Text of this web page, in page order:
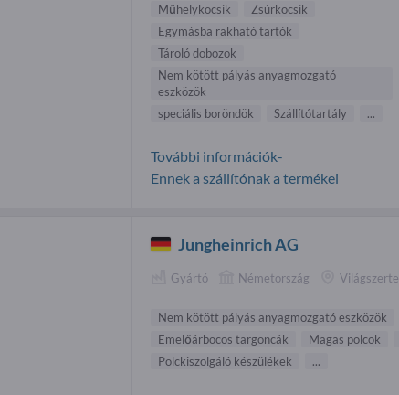
Műhelykocsik
Zsúrkocsik
Egymásba rakható tartók
Tároló dobozok
Nem kötött pályás anyagmozgató
eszközök
speciális boröndök
Szállítótartály ...
További információk-
Ennek a szállítónak a termékei
Jungheinrich AG
Gyártó Németország Világszerte
Nem kötött pályás anyagmozgató eszközök
Emelőárbocos targoncák
Magas polcok
Polckiszolgáló készülékek
...